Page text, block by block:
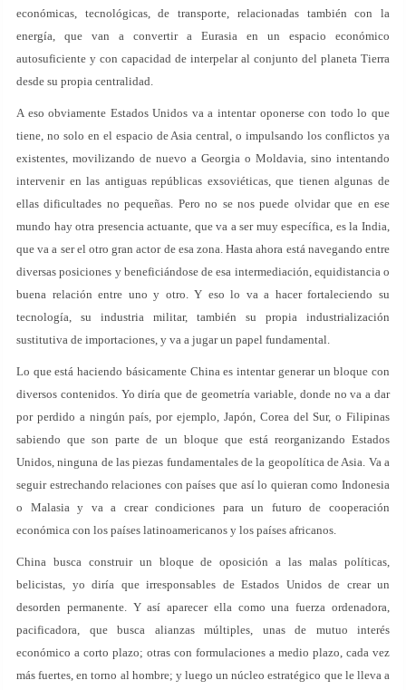
económicas, tecnológicas, de transporte, relacionadas también con la
energía, que van a convertir a Eurasia en un espacio económico
autosuficiente y con capacidad de interpelar al conjunto del planeta Tierra
desde su propia centralidad.
A eso obviamente Estados Unidos va a intentar oponerse con todo lo que
tiene, no solo en el espacio de Asia central, o impulsando los conflictos ya
existentes, movilizando de nuevo a Georgia o Moldavia, sino intentando
intervenir en las antiguas repúblicas exsoviéticas, que tienen algunas de
ellas dificultades no pequeñas. Pero no se nos puede olvidar que en ese
mundo hay otra presencia actuante, que va a ser muy específica, es la India,
que va a ser el otro gran actor de esa zona. Hasta ahora está navegando entre
diversas posiciones y beneficiándose de esa intermediación, equidistancia o
buena relación entre uno y otro. Y eso lo va a hacer fortaleciendo su
tecnología, su industria militar, también su propia industrialización
sustitutiva de importaciones, y va a jugar un papel fundamental.
Lo que está haciendo básicamente China es intentar generar un bloque con
diversos contenidos. Yo diría que de geometría variable, donde no va a dar
por perdido a ningún país, por ejemplo, Japón, Corea del Sur, o Filipinas
sabiendo que son parte de un bloque que está reorganizando Estados
Unidos, ninguna de las piezas fundamentales de la geopolítica de Asia. Va a
seguir estrechando relaciones con países que así lo quieran como Indonesia
o Malasia y va a crear condiciones para un futuro de cooperación
económica con los países latinoamericanos y los países africanos.
China busca construir un bloque de oposición a las malas políticas,
belicistas, yo diría que irresponsables de Estados Unidos de crear un
desorden permanente. Y así aparecer ella como una fuerza ordenadora,
pacificadora, que busca alianzas múltiples, unas de mutuo interés
económico a corto plazo; otras con formulaciones a medio plazo, cada vez
más fuertes, en torno al hombre; y luego un núcleo estratégico que le lleva a